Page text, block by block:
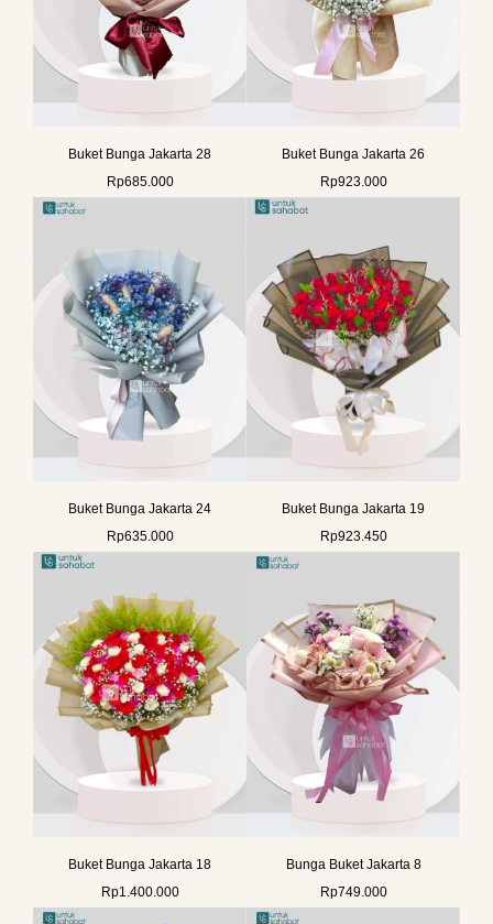
Buket Bunga Jakarta 28
Rp685.000
Buket Bunga Jakarta 26
Rp923.000
Buket Bunga Jakarta 24
Rp635.000
Buket Bunga Jakarta 19
Rp923.450
Buket Bunga Jakarta 18
Rp1.400.000
Bunga Buket Jakarta 8
Rp749.000